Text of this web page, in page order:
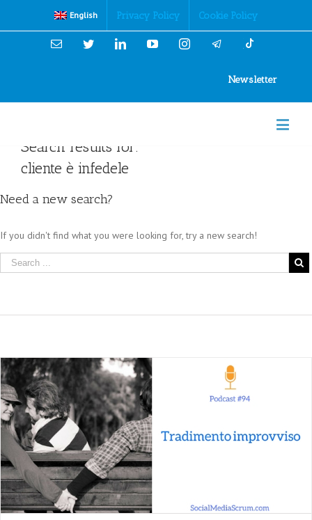
English Privacy Policy Cookie Policy
Email TwitterLinkedinYouTubeInstagram
Newsletter
Search results for:
cliente è infedele
Need a new search?
If you didn't find what you were looking for, try a new search!
for:
Cookies Policy